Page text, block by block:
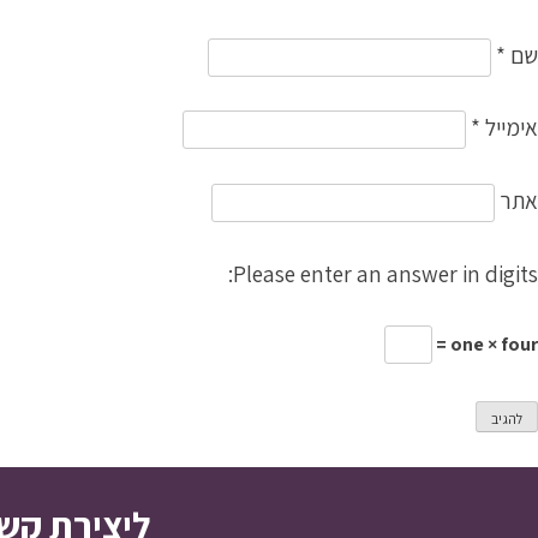
שם *
אימייל*
אתר
Please enter an answer in digits:
one × four =
ליצירת